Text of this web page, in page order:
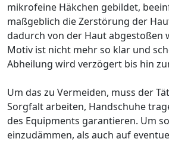
mikrofeine Häkchen gebildet,
maßgeblich die Zerstörung der
dadurch von der Haut abgestoßen
Motiv ist nicht mehr so klar und
Abheilung wird verzögert bis hin
Um das zu Vermeiden, muss der
Sorgfalt arbeiten, Handschuhe
des Equipments garantieren. Um
einzudämmen, als auch auf